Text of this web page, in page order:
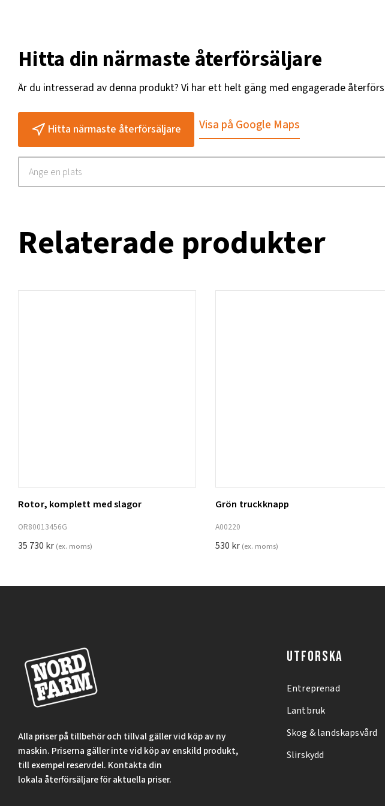
Hitta din närmaste återförsäljare
Är du intresserad av denna produkt? Vi har ett helt gäng med engagerade
Hitta närmaste återförsäljare Visa på Google Maps
Relaterade produkter
Lägg till i varukorg
Rotor, komplett med slagor
OR80013456G
35 730 kr (ex. moms)
Grön truckknapp
A00220
530 kr (ex. moms)
Alla priser på tillbehör och tillval gäller vid köp av ny
maskin. Priserna gäller inte vid köp av enskild produkt,
till exempel reservdel. Kontakta din
lokala återförsäljare för aktuella priser.
UTFORSKA
Entreprenad
Lantbruk
Skog & landskapsvård
Slirskydd